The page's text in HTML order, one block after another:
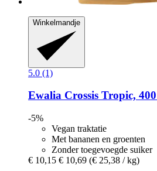
Winkelmandje
5.0 (1)
Ewalia Crossis Tropic,
-5%
Vegan traktatie
Met bananen en groenten
Zonder toegevoegde suiker
€ 10,15 € 10,69 (€ 25,38 / kg)